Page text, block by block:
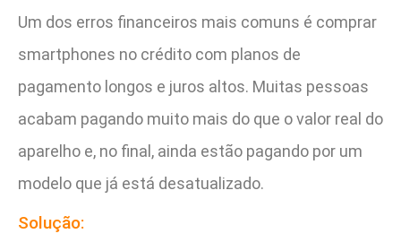
Um dos erros financeiros mais comuns é comprar
smartphones no crédito com planos de
pagamento longos e juros altos. Muitas pessoas
acabam pagando muito mais do que o valor real do
aparelho e, no final, ainda estão pagando por um
modelo que já está desatualizado.
Solução: